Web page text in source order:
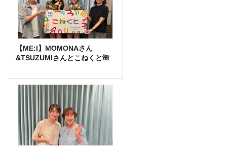
【ME:I】MOMONAさん
&TSUZUMIさんとこねくと🌺